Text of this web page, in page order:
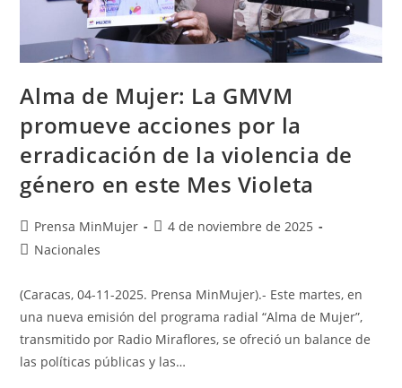
Alma de Mujer: La GMVM
promueve acciones por la
erradicación de la violencia de
género en este Mes Violeta
Prensa MinMujer
4 de noviembre de 2025
Nacionales
(Caracas, 04-11-2025. Prensa MinMujer).- Este martes, en
una nueva emisión del programa radial “Alma de Mujer”,
transmitido por Radio Miraflores, se ofreció un balance de
las políticas públicas y las…